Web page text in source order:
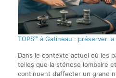
TOPS™ à Gatineau : préserver
Dans le contexte actuel où les
telles que la sténose lombaire
continuent d’affecter un grand